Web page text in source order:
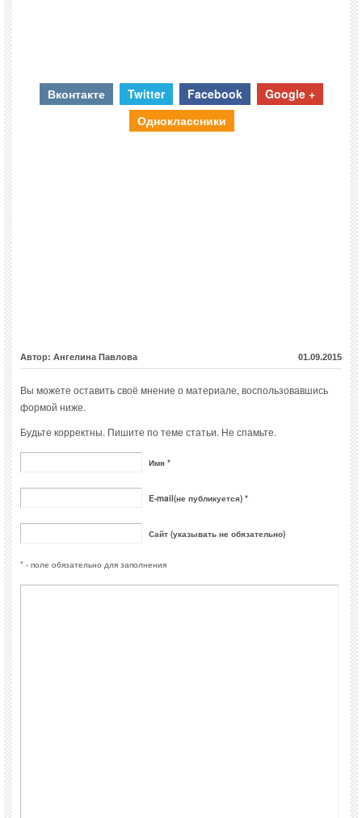
Вконтакте Twitter Facebook
Google +
Одноклассники
Автор: Ангелина Павлова 01.09.2015
Вы можете оставить своё мнение о материале, воспользовавшись
формой ниже.
Будьте корректны. Пишите по теме статьи. Не спамьте.
Имя *
E-mail(не публикуется) *
Сайт (указывать не обязательно)
* - поле обязательно для заполнения